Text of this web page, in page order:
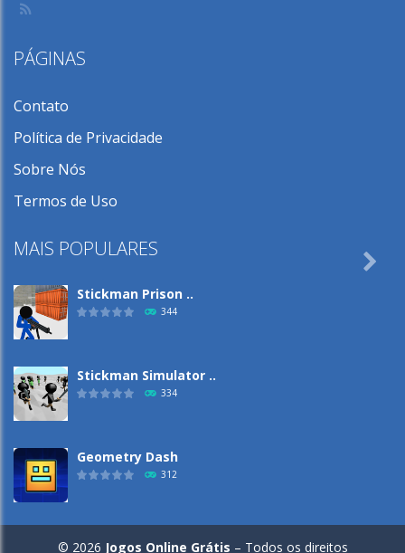
PÁGINAS
Contato
Política de Privacidade
Sobre Nós
Termos de Uso
MAIS POPULARES
Stickman Prison ..
344
Stickman Simulator ..
334
Geometry Dash
312

© 2026 Jogos Online Grátis – Todos os direitos